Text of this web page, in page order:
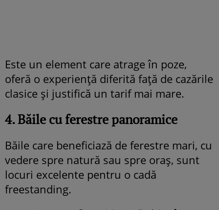
Este un element care atrage în poze,
oferă o experiență diferită față de cazările
clasice și justifică un tarif mai mare.
4. Băile cu ferestre panoramice
Băile care beneficiază de ferestre mari, cu
vedere spre natură sau spre oraș, sunt
locuri excelente pentru o cadă
freestanding.